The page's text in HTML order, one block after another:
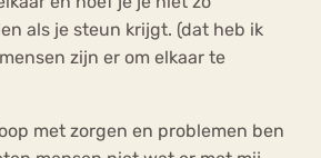
als je steun krijgt. (dat heb ik
zijn er om elkaar te
met zorgen en problemen ben